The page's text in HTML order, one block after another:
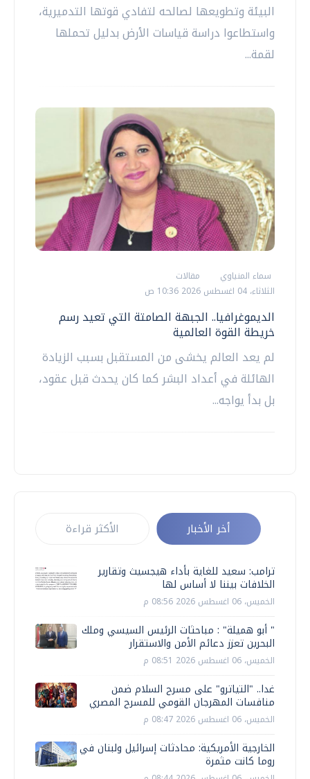
البيئة وتطويعها لصالحه لتفادي قوتها التدميرية،
واستطاعوا دراسة قياسات الأرض بدليل تحملها
لقمة...
سماء المنياوي
مقالات
الثلاثاء، 04 اغسطس 2026 10:36 ص
الديموغرافيا.. الجبهة الصامتة التي تعيد رسم
خريطة القوة العالمية
لم يعد العالم يخشى من المستقبل بسبب الزيادة
الهائلة في أعداد البشر كما كان يحدث قبل عقود،
بل بدأ يواجه...
أخر الأخبار الأكثر قراءة
ترامب: سعيد للغاية بأداء هيجسيث وتقارير
الخلافات بيننا لا أساس لها
الخميس، 06 اغسطس 2026 08:56 م
" أبو هميلة" : مباحثات الرئيس السيسي وملك
البحرين تعزز دعائم الأمن والاستقرار
الخميس، 06 اغسطس 2026 08:51 م
غدا.. "التياترو" على مسرح السلام ضمن
منافسات المهرجان القومي للمسرح المصري
الخميس، 06 اغسطس 2026 08:47 م
الخارجية الأمريكية: محادثات إسرائيل ولبنان في
روما كانت مثمرة